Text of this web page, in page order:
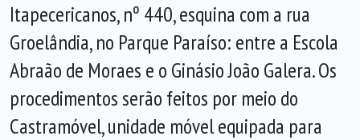
Itapecericanos, nº 440, esquina com a rua
Groelândia, no Parque Paraíso: entre a Escola
Abraão de Moraes e o Ginásio João Galera. Os
procedimentos serão feitos por meio do
Castramóvel, unidade móvel equipada para